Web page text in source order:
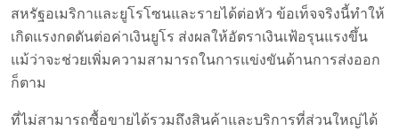
สหรัฐอเมริกาและยูโรโซนและรายได้ต่อหัว ข้อเท็จจริงนี้ทำให้
เกิดแรงกดดันต่อค่าเงินยูโร ส่งผลให้อัตราเงินเฟ้อรุนแรงขึ้น
แม้ว่าจะช่วยเพิ่มความสามารถในการแข่งขันด้านการส่งออก
ก็ตาม
ที่ไม่สามารถซื้อขายได้รวมถึงสินค้าและบริการที่ส่วนใหญ่ได้